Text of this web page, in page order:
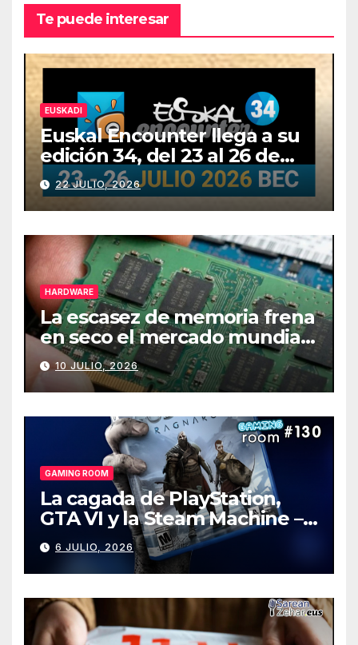
Te puede interesar
EUSKADI
Euskal Encounter llega a su
edición 34, del 23 al 26 de
julio
22 JULIO, 2026
HARDWARE
La escasez de memoria frena
en seco el mercado mundial
de PCs
10 JULIO, 2026
GAMING ROOM
La cagada de PlayStation,
GTA VI y la Steam Machine –
Gaming Room #130
6 JULIO, 2026